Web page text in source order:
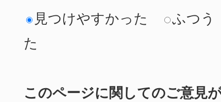
見つけやすかった
ふつう
た
このページに関してのご意見